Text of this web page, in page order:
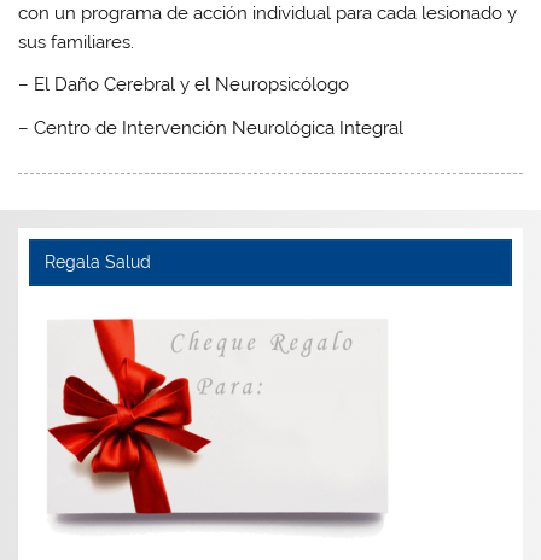
con un programa de acción individual para cada lesionado y
sus familiares.
– El Daño Cerebral y el Neuropsicólogo
– Centro de Intervención Neurológica Integral
Regala Salud